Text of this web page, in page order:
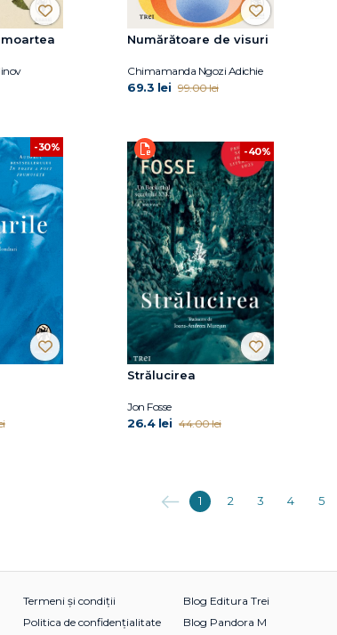
Numărătoare de visuri
Chimamanda Ngozi Adichie
69.3 lei 99.00 lei
-30% -40%
Strălucirea
Jon Fosse
26.4 lei 44.00 lei
Anterioara
1 2 3 4 5
Termeni și condiții
Politica de confidențialitate
Blog Editura Trei
Blog Pandora M